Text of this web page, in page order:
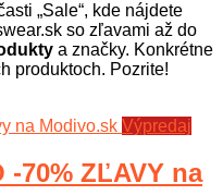
„Sale“, kde nájdete
so zľavami až do
a značky. Konkrétne
produktoch. Pozrite!
Výpredaj
70% ZĽAVY na